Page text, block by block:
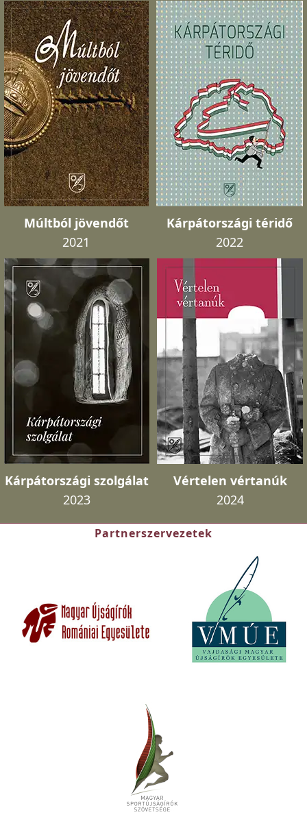
Múltból jövendőt
2021
Kárpátországi téridő
2022
Kárpátországi szolgálat
2023
Vértelen vértanúk
2024
Partnerszervezetek